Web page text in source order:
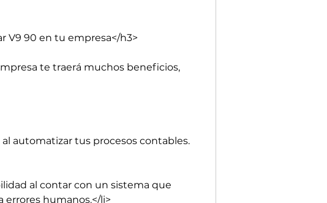
V9 90 en tu empresa</h3>
te traerá muchos beneficios,
automatizar tus procesos contables.
al contar con un sistema que
humanos.</li>